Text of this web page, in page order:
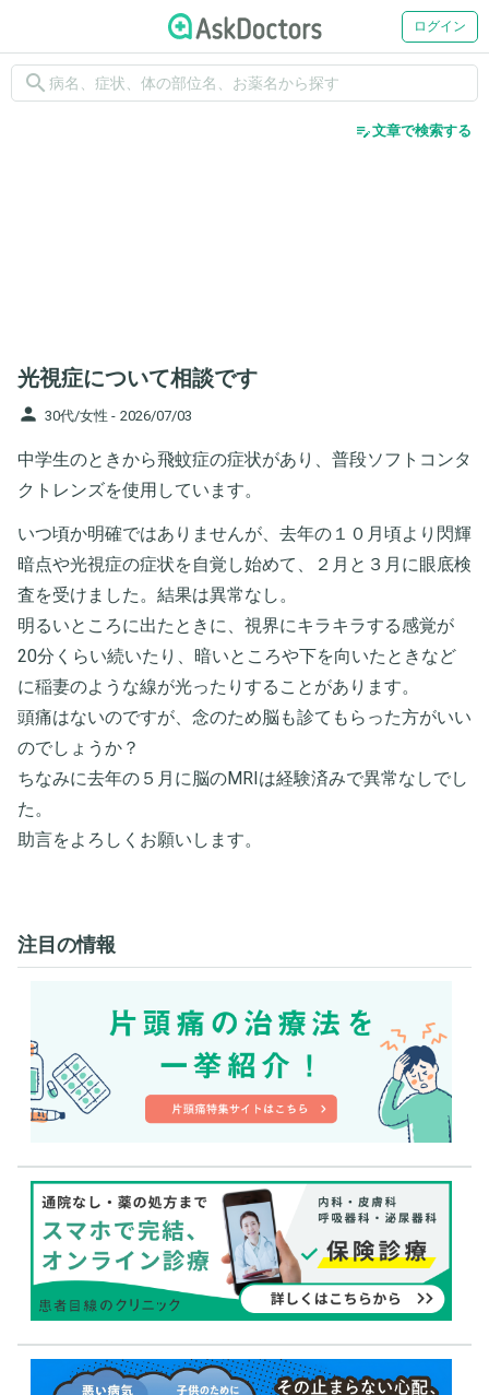
ログイン
search
edit_note文章で検索する
光視症について相談です
person 30代/女性 - 2026/07/03
中学生のときから飛蚊症の症状があり、普段ソフトコンタ
クトレンズを使用しています。
いつ頃か明確ではありませんが、去年の１０月頃より閃輝
暗点や光視症の症状を自覚し始めて、２月と３月に眼底検
査を受けました。結果は異常なし。
明るいところに出たときに、視界にキラキラする感覚が
20分くらい続いたり、暗いところや下を向いたときなど
に稲妻のような線が光ったりすることがあります。
頭痛はないのですが、念のため脳も診てもらった方がいい
のでしょうか？
ちなみに去年の５月に脳のMRIは経験済みで異常なしでし
た。
助言をよろしくお願いします。
注目の情報